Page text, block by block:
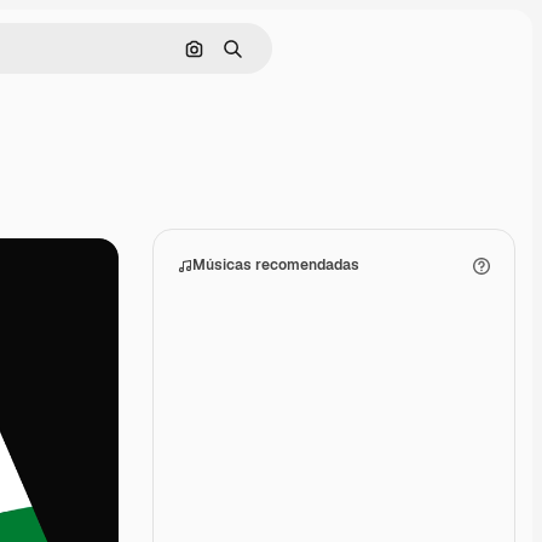
Pesquisar por imagem
Buscar
Músicas recomendadas